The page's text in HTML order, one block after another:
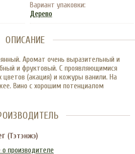
Вариант упаковки:
Дерево
ОПИСАНИЕ
Аромат очень выразительный и
и фруктовый. С проявляющимися
цветов (акация) и кожуры ванили. На
Вино с хорошим потенциалом
(Тэтэнжэ)
производителе